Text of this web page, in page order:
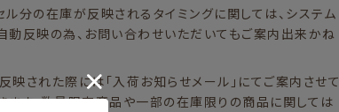
ル分の在庫が反映されるタイミングに関しては、システム
動反映の為、お問い合わせいただいてもご案内出来かね
映された際には「入荷お知らせメール」にてご案内させて
ます。数量限定商品や一部の在庫限りの商品に関しては